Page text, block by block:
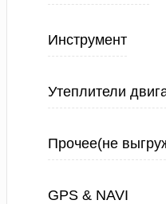
Инструмент
Утеплители
Прочее(не
GPS & NAVI